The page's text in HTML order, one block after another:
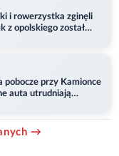
i rowerzystka zginęli
z opolskiego został
pobocze przy Kamionce
auta utrudniają
→